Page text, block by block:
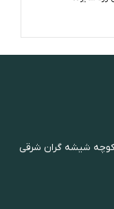
– کوچه شیشه گران شرقی